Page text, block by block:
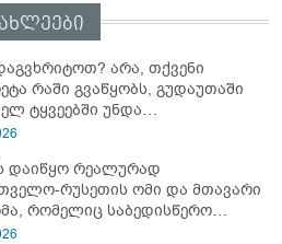
არა, თქვენი
რაში გვაწყობს, გუდაუთაში
ტყვეებში უნდა
დაიწყო რეალურად
რუსეთის ომი და მთავარი
რომელიც საბედისწერო